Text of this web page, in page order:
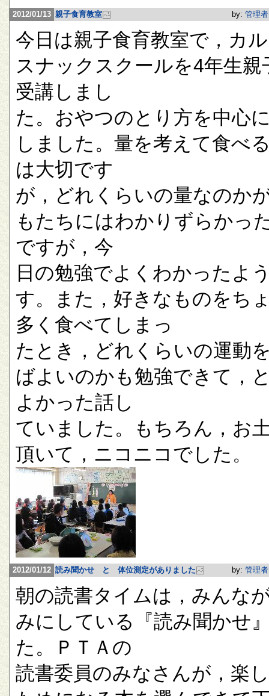
2012/01/13 親子食育教室 by: 管理者
今日は親子食育教室で，カ
スナックスクールを4年生親
受講しまし
た。おやつのとり方を中心
しました。量を考えて食べ
は大切です
が，どれくらいの量なのか
もたちにはわかりずらかっ
ですが，今
日の勉強でよくわかったよ
す。また，好きなものをち
多く食べてしまっ
たとき，どれくらいの運動
ばよいのかも勉強できて，
よかった話し
ていました。もちろん，お
頂いて，ニコニコでした。
2012/01/12 読み聞かせ と 体位測定がありました by: 管理者
朝の読書タイムは，みんな
みにしている『読み聞かせ
た。ＰＴＡの
読書委員のみなさんが，楽